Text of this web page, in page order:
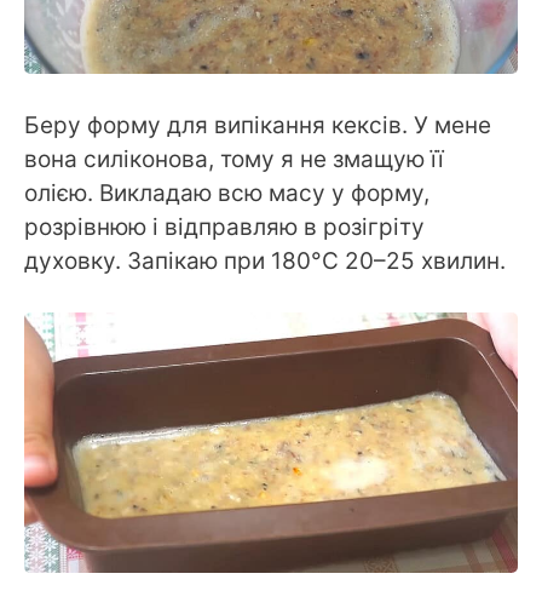
Беру форму для випікання кексів. У мене
вона силіконова, тому я не змащую її
олією. Викладаю всю масу у форму,
розрівнюю і відправляю в розігріту
духовку. Запікаю при 180°C 20–25 хвилин.